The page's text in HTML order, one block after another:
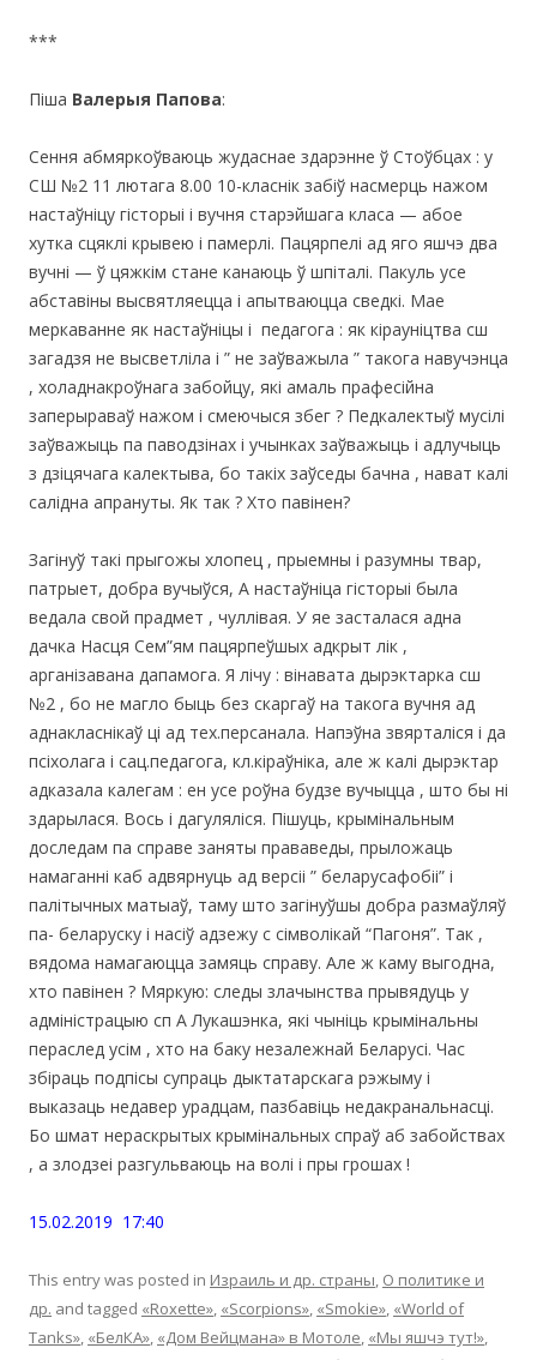
***
Пiша Валерыя Папова:
Сення абмяркоўваюць жудаснае здарэнне ў Стоўбцах : у
СШ №2 11 лютага 8.00 10-класнік забіў насмерць нажом
настаўніцу гісторыі і вучня старэйшага класа — абое
хутка сцяклі крывею і памерлі. Пацярпелі ад яго яшчэ два
вучні — ў цяжкім стане канаюць ў шпіталі. Пакуль усе
абставіны высвятляецца і апытваюцца сведкі. Мае
меркаванне як настаўніцы і педагога : як кірауніцтва сш
загадзя не высветліла і ” не заўважыла ” такога навучэнца
, холаднакроўнага забойцу, які амаль прафесійна
заперыраваў нажом і смеючыся збег ? Педкалектыў мусілі
заўважыць па паводзінах і учынках заўважыць і адлучыць
з дзіцячага калектыва, бо такіх заўседы бачна , нават калі
салідна апрануты. Як так ? Хто павінен?
Загінуў такі прыгожы хлопец , прыемны і разумны твар,
патрыет, добра вучыўся, А настаўніца гісторыі была
ведала свой прадмет , чуллівая. У яе засталася адна
дачка Насця Сем”ям пацярпеўшых адкрыт лік ,
арганізавана дапамога. Я лічу : вінавата дырэктарка сш
№2 , бо не магло быць без скаргаў на такога вучня ад
аднакласнікаў ці ад тех.персанала. Напэўна звярталіся і да
псіхолага і сац.педагога, кл.кіраўніка, але ж калі дырэктар
адказала калегам : ен усе роўна будзе вучыцца , што бы ні
здарылася. Вось і дагуляліся. Пішуць, крымінальным
доследам па справе заняты прававеды, прыложаць
намаганні каб адвярнуць ад версіі ” беларусафобіі” і
палітычных матыаў, таму што загінуўшы добра размаўляў
па- беларуску і насіў адзежу с сімволікай “Пагоня”. Так ,
вядома намагаюцца замяць справу. Але ж каму выгодна,
хто павінен ? Мяркую: следы злачынства прывядуць у
адміністрацыю сп А Лукашэнка, які чыніць крымінальны
пераслед усім , хто на баку незалежнай Беларусі. Час
збіраць подпісы супраць дыктатарскага рэжыму і
выказаць недавер урадцам, пазбавіць недакранальнасці.
Бо шмат нераскрытых крымінальных спраў аб забойствах
, а злодзеі разгульваюць на волі і пры грошах !
15.02.2019 17:40
This entry was posted in Израиль и др. страны, О политике и
др. and tagged «Roxette», «Scorpions», «Smokie», «World of
Tanks», «БелКА», «Дом Вейцмана» в Мотоле, «Мы яшчэ тут!»,